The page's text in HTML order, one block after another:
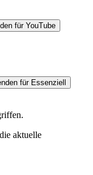
für YouTube
für Essenziell
aktuelle